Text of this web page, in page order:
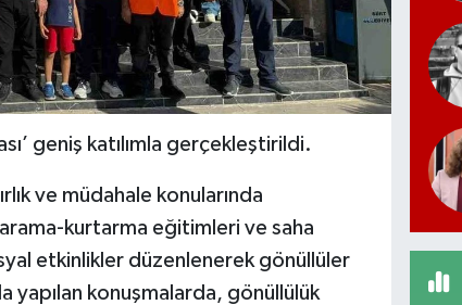
geniş katılımla gerçekleştirildi.
ve müdahale konularında
kurtarma eğitimleri ve saha
etkinlikler düzenlenerek gönüllüler
yapılan konuşmalarda, gönüllülük